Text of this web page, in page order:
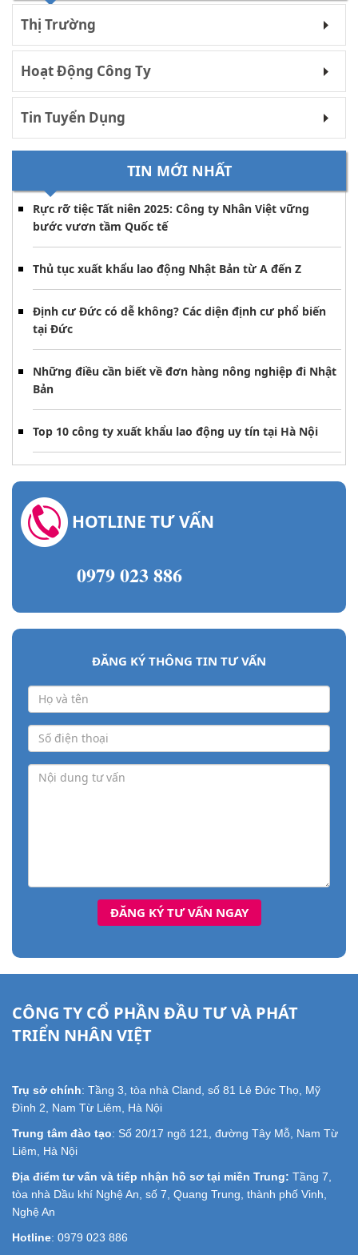
Thị Trường
Hoạt Động Công Ty
Tin Tuyển Dụng
TIN MỚI NHẤT
Rực rỡ tiệc Tất niên 2025: Công ty Nhân Việt vững
bước vươn tầm Quốc tế
Thủ tục xuất khẩu lao động Nhật Bản từ A đến Z
Định cư Đức có dễ không? Các diện định cư phổ biến
tại Đức
Những điều cần biết về đơn hàng nông nghiệp đi Nhật
Bản
Top 10 công ty xuất khẩu lao động uy tín tại Hà Nội
HOTLINE TƯ VẤN
0979 023 886
ĐĂNG KÝ THÔNG TIN TƯ VẤN
CÔNG TY CỔ PHẦN ĐẦU TƯ VÀ PHÁT
TRIỂN NHÂN VIỆT
Trụ sở chính: Tầng 3, tòa nhà Cland, số 81 Lê Đức Thọ, Mỹ
Đình 2, Nam Từ Liêm, Hà Nội
Trung tâm đào tạo: Số 20/17 ngõ 121, đường Tây Mỗ, Nam Từ
Liêm, Hà Nội
Địa điểm tư vấn và tiếp nhận hồ sơ tại miền Trung: Tầng 7,
tòa nhà Dầu khí Nghệ An, số 7, Quang Trung, thành phố Vinh,
Nghệ An
Hotline: 0979 023 886